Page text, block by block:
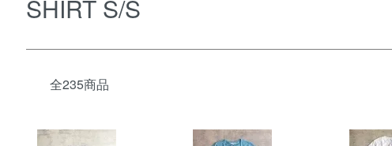
SHIRT S/S
全235商品